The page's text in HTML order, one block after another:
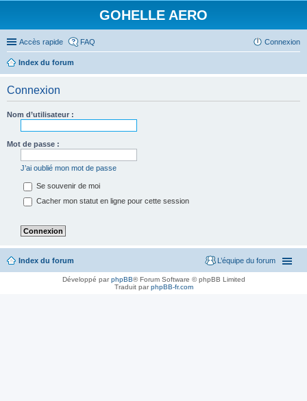
GOHELLE AERO
Accès rapide FAQ Connexion
Index du forum
Connexion
Nom d’utilisateur :
Mot de passe :
J’ai oublié mon mot de passe
Se souvenir de moi
Cacher mon statut en ligne pour cette session
Index du forum L’équipe du forum
Développé parphpBB® Forum Software © phpBB Limited
Traduit parphpBB-fr.com